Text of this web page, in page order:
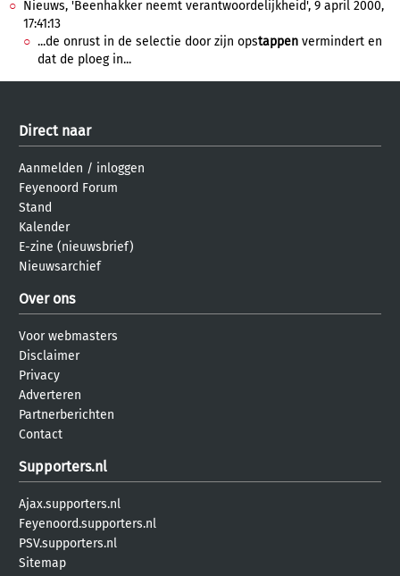
Nieuws, 'Beenhakker neemt verantwoordelijkheid', 9 april 2000,
17:41:13
...de onrust in de selectie door zijn opstappen vermindert en
dat de ploeg in...
Direct naar
Aanmelden / inloggen
Feyenoord Forum
Stand
Kalender
E-zine (nieuwsbrief)
Nieuwsarchief
Over ons
Voor webmasters
Disclaimer
Privacy
Adverteren
Partnerberichten
Contact
Supporters.nl
Ajax.supporters.nl
Feyenoord.supporters.nl
PSV.supporters.nl
Sitemap